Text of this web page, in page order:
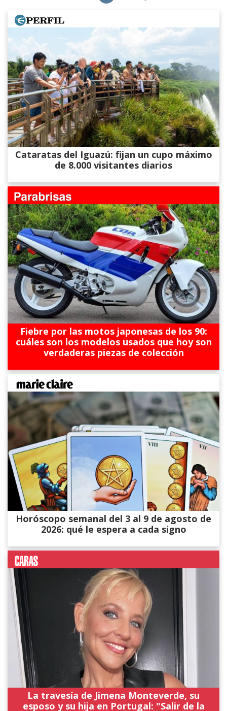
Cataratas del Iguazú: fijan un cupo máximo
de 8.000 visitantes diarios
Fiebre por las motos japonesas de los 90:
cuáles son los modelos usados que hoy son
verdaderas piezas de colección
Horóscopo semanal del 3 al 9 de agosto de
2026: qué le espera a cada signo
La travesía de Jimena Monteverde, su
esposo y su hija en Portugal: "Salir de la